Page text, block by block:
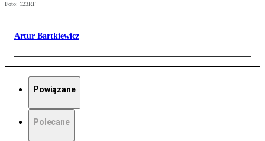
Foto: 123RF
Artur Bartkiewicz
Powiązane
Polecane